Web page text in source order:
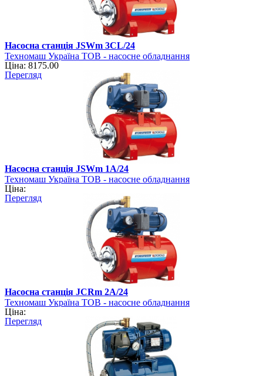
Насосна станція JSWm 3CL/24
Техномаш Україна ТОВ - насосне обладнання
Ціна: 8175.00
Перегляд
Насосна станція JSWm 1A/24
Техномаш Україна ТОВ - насосне обладнання
Ціна:
Перегляд
Насосна станція JCRm 2A/24
Техномаш Україна ТОВ - насосне обладнання
Ціна:
Перегляд